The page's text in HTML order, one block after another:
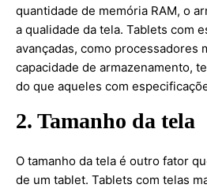
quantidade de memória RAM, o
a qualidade da tela. Tablets com
avançadas, como processadores
capacidade de armazenamento,
do que aqueles com
2. Tamanho da tela
O tamanho da tela é outro fator
de um tablet. Tablets com telas